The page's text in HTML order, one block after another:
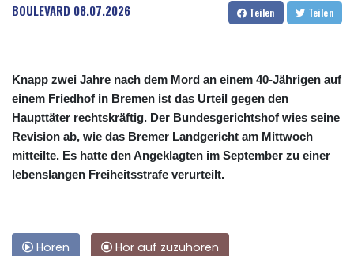
BOULEVARD 08.07.2026 Teilen Teilen
Knapp zwei Jahre nach dem Mord an einem 40-Jährigen auf
einem Friedhof in Bremen ist das Urteil gegen den
Haupttäter rechtskräftig. Der Bundesgerichtshof wies seine
Revision ab, wie das Bremer Landgericht am Mittwoch
mitteilte. Es hatte den Angeklagten im September zu einer
lebenslangen Freiheitsstrafe verurteilt.
Hören Hör auf zuzuhören